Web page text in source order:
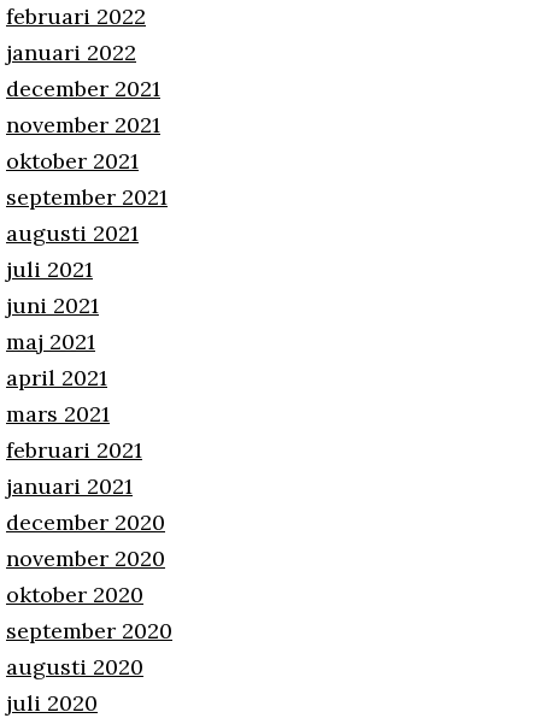
februari 2022
januari 2022
december 2021
november 2021
oktober 2021
september 2021
augusti 2021
juli 2021
juni 2021
maj 2021
april 2021
mars 2021
februari 2021
januari 2021
december 2020
november 2020
oktober 2020
september 2020
augusti 2020
juli 2020